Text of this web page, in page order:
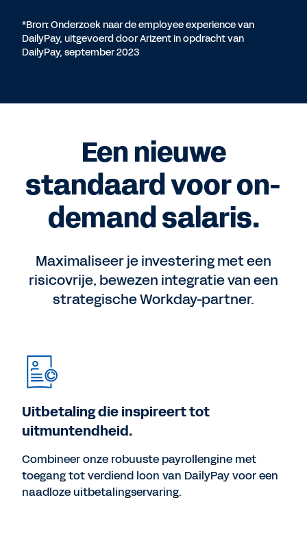
*Bron: Onderzoek naar de employee experience van
DailyPay, uitgevoerd door Arizent in opdracht van
DailyPay, september 2023
Een nieuwe
standaard voor on-
demand salaris.
Maximaliseer je investering met een
risicovrije, bewezen integratie van een
strategische Workday-partner.
Uitbetaling die inspireert tot
uitmuntendheid.
Combineer onze robuuste payrollengine met
toegang tot verdiend loon van DailyPay voor een
naadloze uitbetalingservaring.